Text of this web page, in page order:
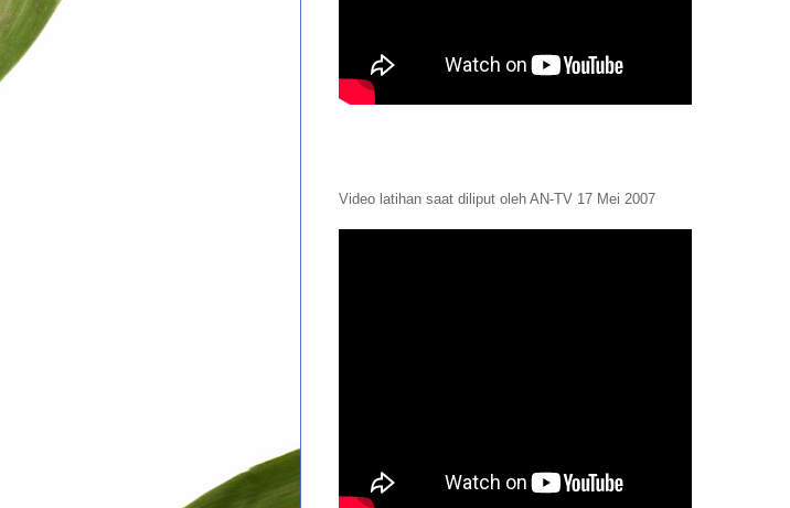
Video latihan saat diliput oleh AN-TV 17 Mei 2007